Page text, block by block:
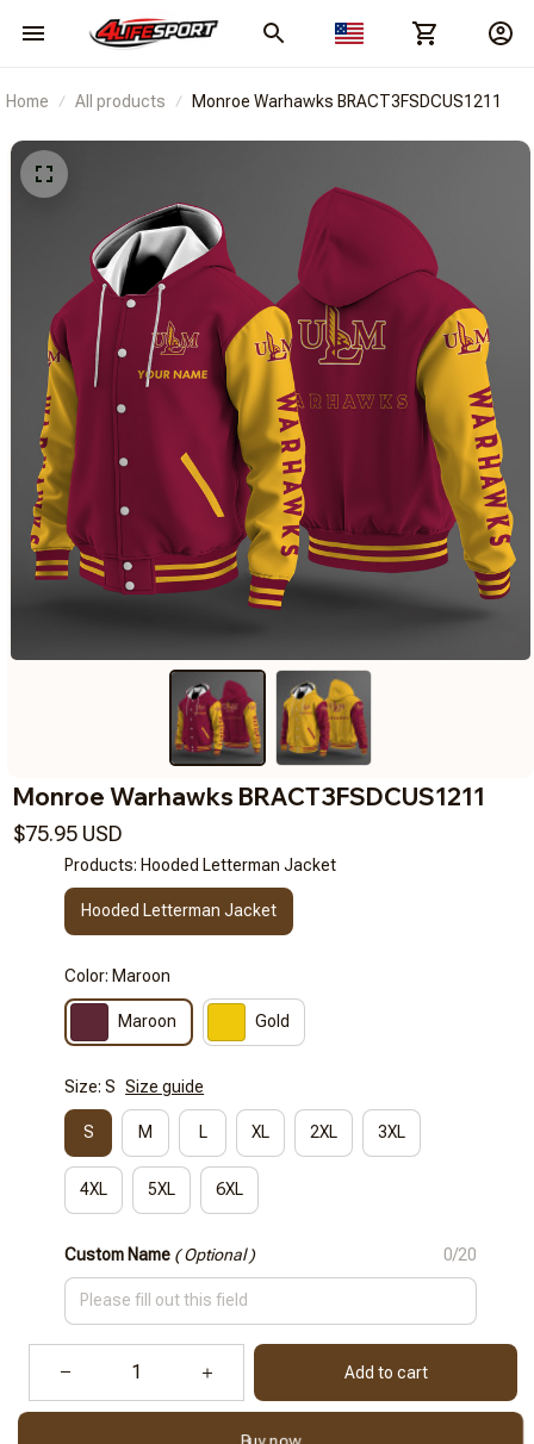
Home All products Monroe Warhawks BRACT3FSDCUS1211
Monroe Warhawks BRACT3FSDCUS1211
$75.95 USD
Products: Hooded Letterman Jacket
Hooded Letterman Jacket
Color: Maroon
Maroon Gold
Size: S Size guide
S M L XL 2XL 3XL
4XL 5XL 6XL
Custom Name ( Optional ) 0/20
Add to cart
Buy now